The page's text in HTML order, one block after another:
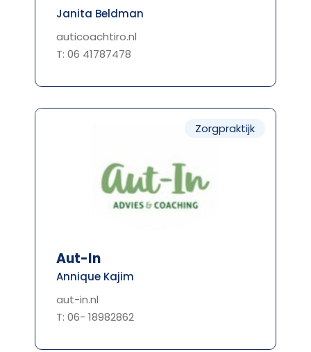
Janita Beldman
auticoachtiro.nl
T: 06 41787478
Zorgpraktijk
Aut-In
Annique Kajim
aut-in.nl
T: 06- 18982862